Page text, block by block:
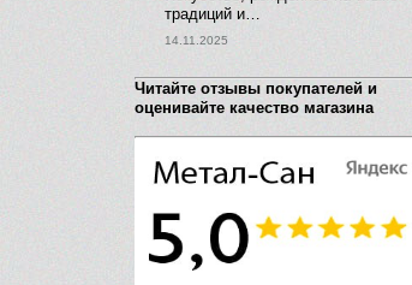
традиций и…
14.11.2025
Читайте отзывы покупателей и
оценивайте качество магазина